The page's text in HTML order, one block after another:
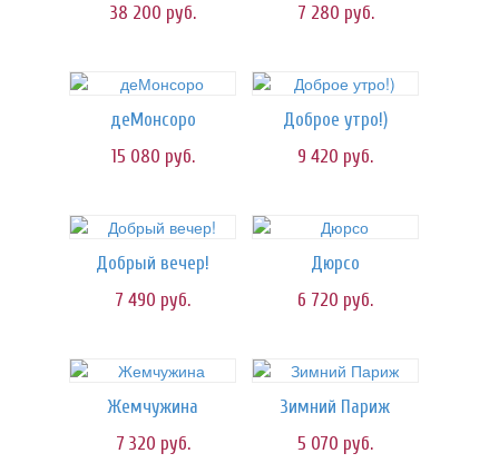
38 200 руб.
7 280 руб.
деМонсоро
15 080 руб.
Доброе утро!)
9 420 руб.
Добрый вечер!
7 490 руб.
Дюрсо
6 720 руб.
Жемчужина
7 320 руб.
Зимний Париж
5 070 руб.